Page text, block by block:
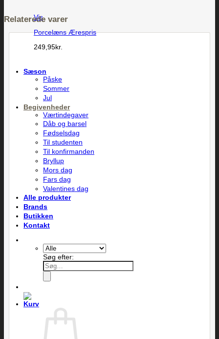
Vis
Porcelæns Ærespris
249,95kr.
Sæson
Påske
Sommer
Jul
Begivenheder
Værtindegaver
Dåb og barsel
Fødselsdag
Til studenten
Til konfirmanden
Bryllup
Mors dag
Fars dag
Valentines dag
Alle produkter
Brands
Butikken
Kontakt
Søg efter:
Relaterede varer